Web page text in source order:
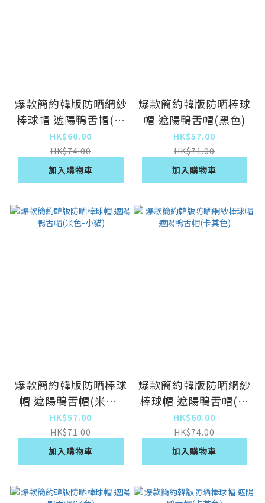
爆款簡約韓版防晒網紗
棒球帽 遮陽鴨舌帽(藏
藍色)
HK$60.00
HK$74.00
加入購物車
爆款簡約韓版防晒棒球
帽 遮陽鴨舌帽(黑色)
HK$57.00
HK$71.00
加入購物車
爆款簡約韓版防晒棒球
帽 遮陽鴨舌帽(米色-
小貓)
HK$57.00
HK$71.00
加入購物車
爆款簡約韓版防晒網紗
棒球帽 遮陽鴨舌帽(卡
其色)
HK$60.00
HK$74.00
加入購物車